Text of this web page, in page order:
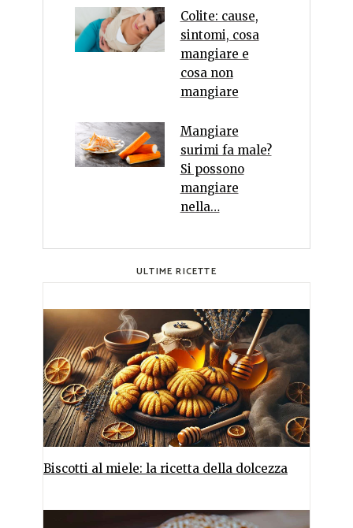
Colite: cause,
sintomi, cosa
mangiare e
cosa non
mangiare
Mangiare
surimi fa male?
Si possono
mangiare
nella…
ULTIME RICETTE
Biscotti al miele: la ricetta della dolcezza